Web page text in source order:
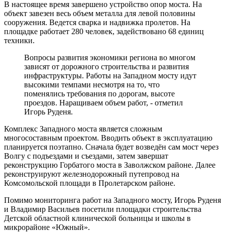
В настоящее время завершено устройство опор моста. На
объект завезен весь объем металла для левой половины
сооружения. Ведется сварка и надвижка пролетов. На
площадке работает 280 человек, задействовано 68 единиц
техники.
Вопросы развития экономики региона во многом
зависят от дорожного строительства и развития
инфраструктуры. Работы на Западном мосту идут
высокими темпами несмотря на то, что
поменялись требования по дорогам, высоте
проездов. Наращиваем объем работ, - отметил
Игорь Руденя.
Комплекс Западного моста является сложным
многосоставным проектом. Вводить объект в эксплуатацию
планируется поэтапно. Сначала будет возведён сам мост через
Волгу с подъездами и съездами, затем завершат
реконструкцию Горбатого моста в Заволжском районе. Далее
реконструируют железнодорожный путепровод на
Комсомольской площади в Пролетарском районе.
Помимо мониторинга работ на Западного мосту, Игорь Руденя
и Владимир Васильев посетили площадки строительства
Детской областной клинической больницы и школы в
микрорайоне «Южный».